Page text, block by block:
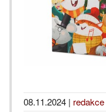
08.11.2024 | redakce